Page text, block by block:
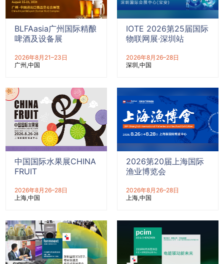
BLFAasia广州国际精酿
啤酒及设备展
2026年8月21–23日
广州 中国
IOTE 2026第25届国际
物联网展·深圳站
2026年8月26–28日
深圳 中国
中国国际水果展CHINA
FRUIT
2026年8月26–28日
上海 中国
2026第20届上海国际
渔业博览会
2026年8月26–28日
上海 中国